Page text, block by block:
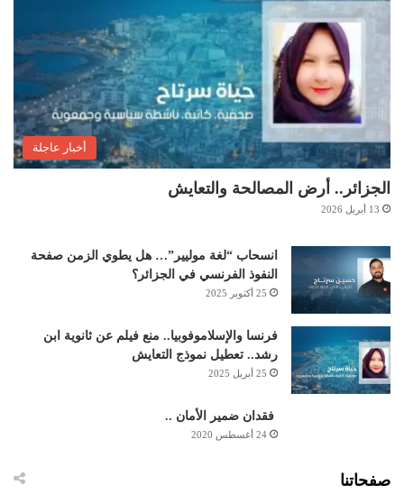
أخبار عاجلة
الجزائر.. أرض المصالحة والتعايش
13 أبريل 2026
انسحاب “لغة موليير”… هل يطوي الزمن صفحة
النفوذ الفرنسي في الجزائر؟
25 أكتوبر 2025
فرنسا والإسلاموفوبيا.. منع فيلم عن ثانوية ابن
رشد.. تعطيل نموذج التعايش
25 أبريل 2025
فقدان ضمير الأمان ..
24 أغسطس 2020
صفحاتنا